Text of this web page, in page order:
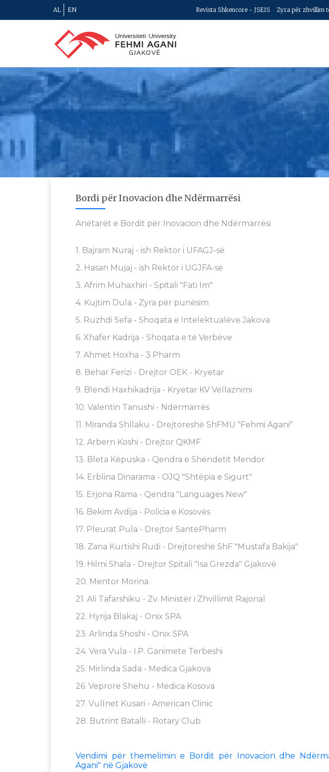
AL EN Revista Shkencore - JSEIS Zyra për zhvillim
Bordi për Inovacion dhe Ndërmarrësi
Anëtarët e Bordit për Inovacion dhe Ndërmarrësi
1. Bajram Nuraj - ish Rektor i UFAGJ-së
2. Hasan Mujaj - ish Rektor i UGJFA-së
3. Afrim Muhaxhiri - Spitali "Fati Im"
4. Kujtim Dula - Zyra për punësim
5. Ruzhdi Sefa - Shoqata e Intelektualëve Jakova
6. Xhafer Kadrija - Shoqata e të Verbëve
7. Ahmet Hoxha - 3 Pharm
8. Behar Ferizi - Drejtor OEK - Kryetar
9. Blendi Haxhikadrija - Kryetar KV Vëllaznimi
10. Valentin Tanushi - Ndërmarrës
11. Miranda Shllaku - Drejtoreshë ShFMU "Fehmi Agani"
12. Arbern Koshi - Drejtor QKMF
13. Bleta Këpuska - Qendra e Shëndetit Mendor
14. Erblina Dinarama - OJQ "Shtëpia e Sigurt"
15. Erjona Rama - Qendra "Languages New"
16. Bekim Avdija - Policia e Kosovës
17. Pleurat Pula - Drejtor SantePharm
18. Zana Kurtishi Rudi - Drejtoreshë ShF "Mustafa Bakija"
19. Hilmi Shala - Drejtor Spitali "Isa Grezda" Gjakovë
20. Mentor Morina
21. Ali Tafarshiku - Zv. Ministër i Zhvillimit Rajonal
22. Hyrija Blakaj - Onix SPA
23. Arlinda Shoshi - Onix SPA
24. Vera Vula - I.P. Ganimete Terbeshi
25. Mirlinda Sada - Medica Gjakova
26. Veprore Shehu - Medica Kosova
27. Vullnet Kusari - American Clinic
28. Butrint Batalli - Rotary Club
Vendimi për themelimin e Bordit për Inovacion dhe
Agani" në Gjakovë